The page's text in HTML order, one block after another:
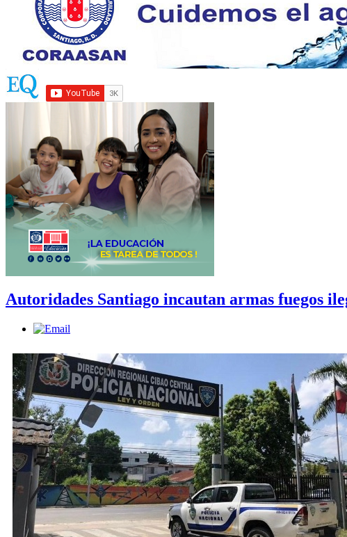
Autoridades Santiago incautan armas fuegos